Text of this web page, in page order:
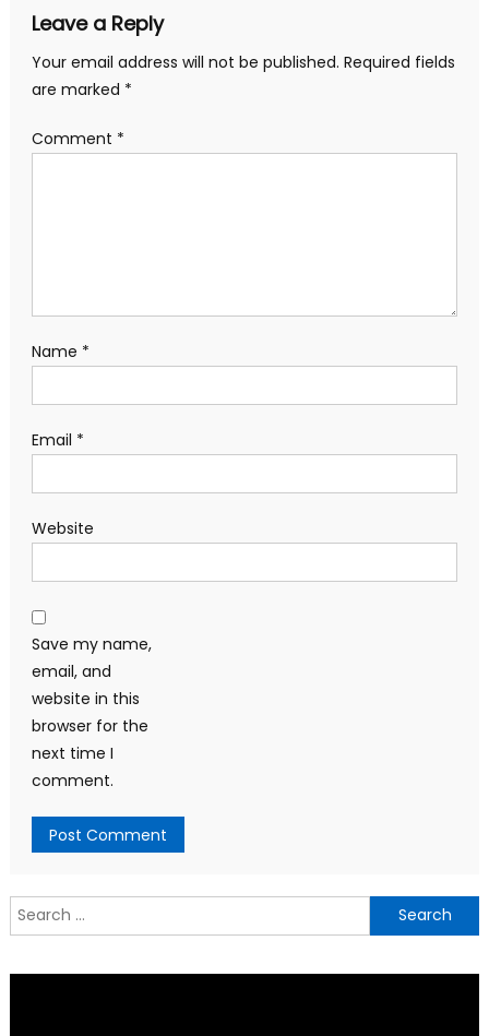
Leave a Reply
Your email address will not be published. Required fields
are marked *
Comment *
Name *
Email *
Website
Save my name,
email, and
website in this
browser for the
next time I
comment.
Search
for: